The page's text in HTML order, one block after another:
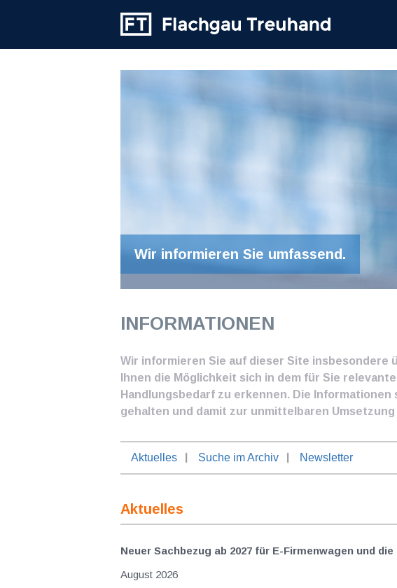
Wir informieren Sie umfassend.
INFORMATIONEN
Wir informieren Sie auf dieser Site insbesondere
Ihnen die Möglichkeit sich in dem für Sie
Handlungsbedarf zu erkennen. Die
gehalten und damit zur unmittelbaren
Aktuelles Suche im Archiv Newsletter
Aktuelles
Neuer Sachbezug ab 2027 für E-Firmenwagen und
August 2026